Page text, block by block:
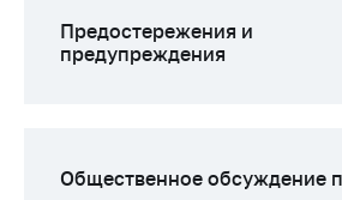
обращения
цен на лекарства и
Предостережения и
предупреждения
Общественное обсуждение